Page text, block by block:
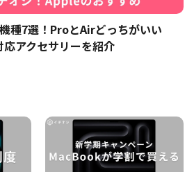
種7選！ProとAirどっちがいい
アクセサリーを紹介